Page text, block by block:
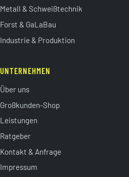
Metall & Schweißtechnik
Forst & GaLaBau
Industrie & Produktion
UNTERNEHMEN
Über uns
Großkunden-Shop
Leistungen
Ratgeber
Kontakt & Anfrage
Impressum